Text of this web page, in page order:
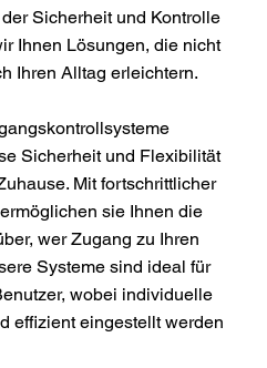
Sicherheit und Kontrolle
Ihnen Lösungen, die nicht
Ihren Alltag erleichtern.
Sicherheit und Flexibilität
Mit fortschrittlicher
sie Ihnen die
wer Zugang zu Ihren
Systeme sind ideal für
wobei individuelle
effizient eingestellt werden